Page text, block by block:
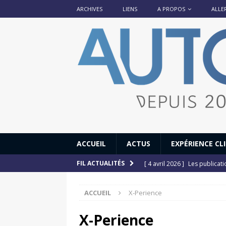
ARCHIVES LIENS A PROPOS
ACCUEIL ACTUS EXPÉRIENCE
FIL ACTUALITÉS [ 4 avril 2026 ] Les
[ 12 juillet 2025 ]
ACCUEIL X-Perience
X-Perience